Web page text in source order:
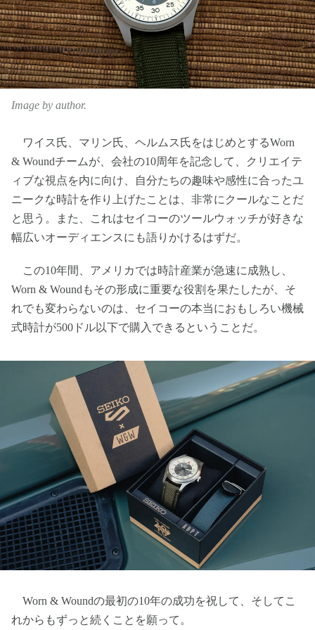
Image by author.
ワイス氏、マリン氏、ヘルムス氏をはじめとするWorn
& Woundチームが、会社の10周年を記念して、クリエイテ
ィブな視点を内に向け、自分たちの趣味や感性に合ったユ
ニークな時計を作り上げたことは、非常にクールなことだ
と思う。また、これはセイコーのツールウォッチが好きな
幅広いオーディエンスにも語りかけるはずだ。
この10年間、アメリカでは時計産業が急速に成熟し、
Worn & Woundもその形成に重要な役割を果たしたが、そ
れでも変わらないのは、セイコーの本当におもしろい機械
式時計が500ドル以下で購入できるということだ。
Worn & Woundの最初の10年の成功を祝して、そしてこ
れからもずっと続くことを願って。